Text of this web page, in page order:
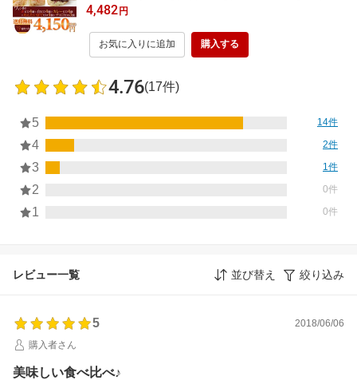
いぽてピロ4個・チョコピロ3個【19個セット】/ 冷凍 パン
惣菜 菓子 おやつ 手作り 詰め合わせ 【RCP】
4,482円
お気に入りに追加 購入する
4.76(17件)
5 14件
4 2件
3 1件
2 0件
1 0件
レビュー一覧 並び替え 絞り込み
5
2018/06/06
購入者さん
美味しい食べ比べ♪